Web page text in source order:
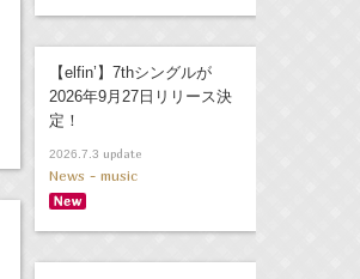
【elfin’】7thシングルが
2026年9月27日リリース決
定！
2026.7.3 update
News - music